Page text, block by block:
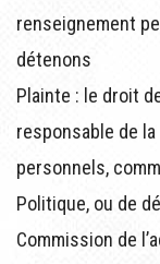
renseignement
détenons
Plainte : le droit
responsable de
personnels,
Politique, ou de
Commission de